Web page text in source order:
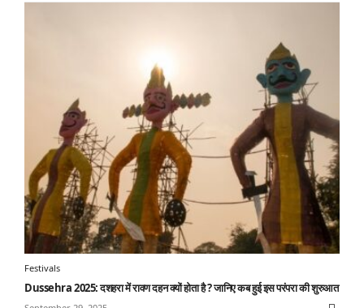
Festivals
Dussehra 2025: दशहरा में रावण दहन क्यों होता है ? जानिए कब हुई इस परंपरा की शुरुआत